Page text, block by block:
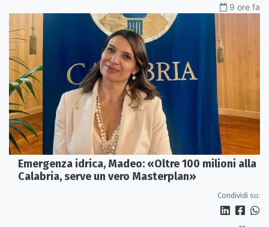
9 ore fa
Emergenza idrica, Madeo: «Oltre 100 milioni alla
Calabria, serve un vero Masterplan»
Condividi su: